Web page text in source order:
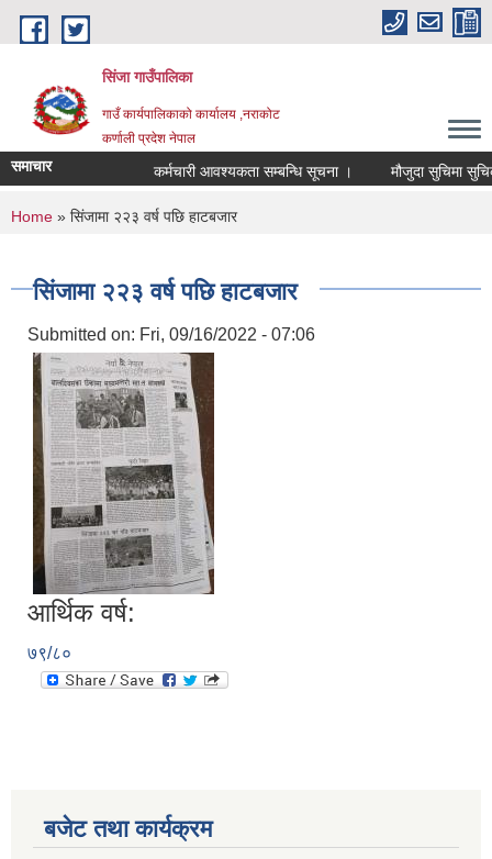
Skip to main content
सिंजा गाउँपालिका
गाउँ कार्यपालिकाको कार्यालय ,नराकोट
कर्णाली प्रदेश नेपाल
समाचार कर्मचारी आवश्यकता सम्बन्धि सूचना । मौजुदा सुचिमा सुचिकृत
You are here
Home » सिंजामा २२३ वर्ष पछि हाटबजार
सिंजामा २२३ वर्ष पछि हाटबजार
Submitted on: Fri, 09/16/2022 - 07:06
आर्थिक वर्ष:
७९/८०
बजेट तथा कार्यक्रम